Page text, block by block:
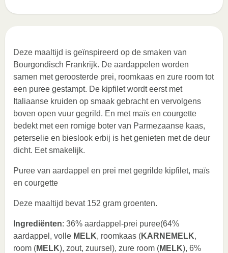
Deze maaltijd is geïnspireerd op de smaken van
Bourgondisch Frankrijk. De aardappelen worden
samen met geroosterde prei, roomkaas en zure room tot
een puree gestampt. De kipfilet wordt eerst met
Italiaanse kruiden op smaak gebracht en vervolgens
boven open vuur gegrild. En met maïs en courgette
bedekt met een romige boter van Parmezaanse kaas,
peterselie en bieslook erbij is het genieten met de deur
dicht. Eet smakelijk.
Puree van aardappel en prei met gegrilde kipfilet, maïs
en courgette
Deze maaltijd bevat 152 gram groenten.
Ingrediënten: 36% aardappel-prei puree(64%
aardappel, volle MELK, roomkaas (KARNEMELK,
room (MELK), zout, zuursel), zure room (MELK), 6%